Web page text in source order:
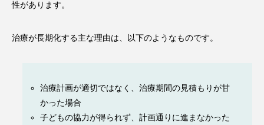
性があります。
治療が長期化する主な理由は、以下のようなものです。
治療計画が適切ではなく、治療期間の見積もりが甘
かった場合
子どもの協力が得られず、計画通りに進まなかった